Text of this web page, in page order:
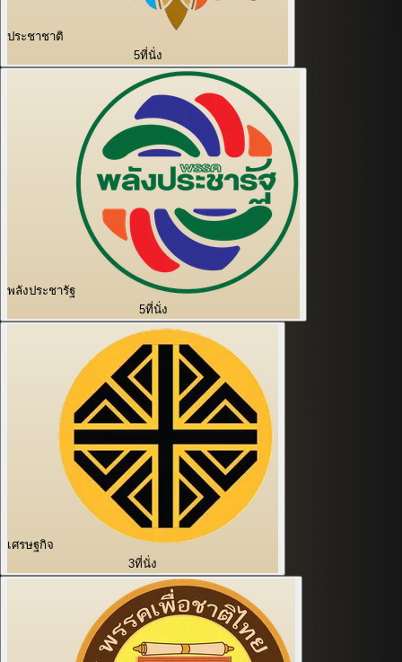
ประชาชาติ
5ที่นั่ง
พลังประชารัฐ
5ที่นั่ง
เศรษฐกิจ
3ที่นั่ง